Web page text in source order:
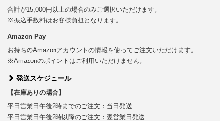
合計が15,000円以上の場合のみご選択いただけます。
※振込手数料はお客様負担となります。
Amazon Pay
お持ちのAmazonアカウントの情報を使ってご注文いただけます。
※Amazonのポイントはご利用いただけません。
発送スケジュール
【在庫ありの場合】
平日営業日午後2時までのご注文：当日発送
平日営業日午後2時以降のご注文：翌営業日発送